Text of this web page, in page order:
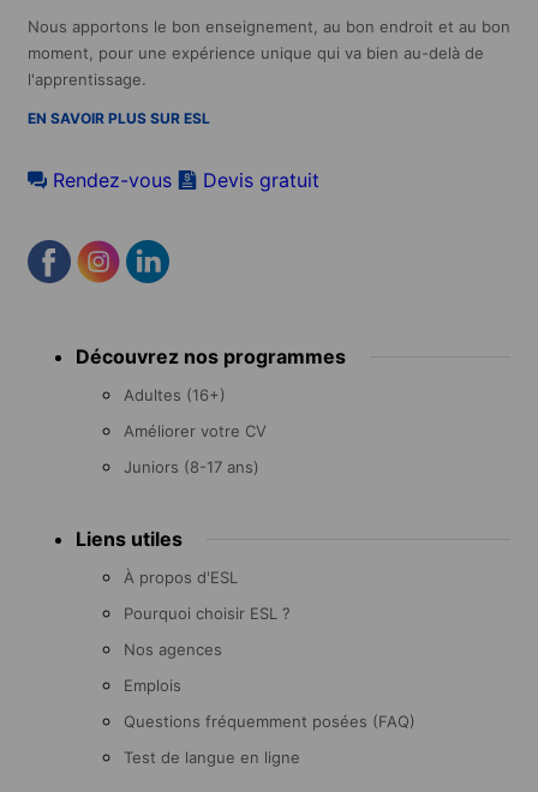
Nous apportons le bon enseignement, au bon endroit et au bon
moment, pour une expérience unique qui va bien au-delà de
l'apprentissage.
EN SAVOIR PLUS SUR ESL
Rendez-vous Devis gratuit
menu Découvrez nos programmes
Adultes (16+)
Améliorer votre CV
Juniors (8-17 ans)
Liens utiles
À propos d'ESL
Pourquoi choisir ESL ?
Nos agences
Emplois
Questions fréquemment posées (FAQ)
Test de langue en ligne